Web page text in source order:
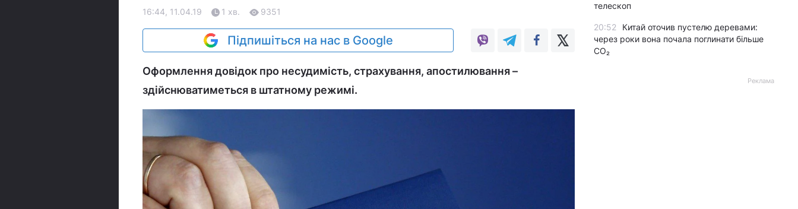
16:44, 11.04.19 1 хв. 9351
Підпишіться на нас в Google
Оформлення довідок про несудимість, страхування, апостилювання –
здійснюватиметься в штатному режимі.
телескоп
20:52
Китай оточив пустелю деревами:
через роки вона почала поглинати більше
CO₂
Реклама